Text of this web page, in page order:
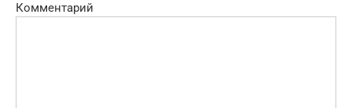
Комментарий